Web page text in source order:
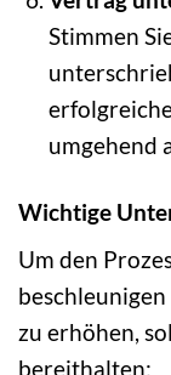
Stimmen
umgehend
Wichtige
Um den
zu erhöhen,
bereithalten: